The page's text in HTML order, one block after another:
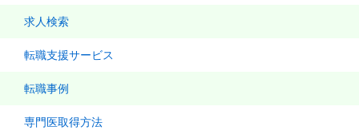
求人検索
転職支援サービス
転職事例
専門医取得方法